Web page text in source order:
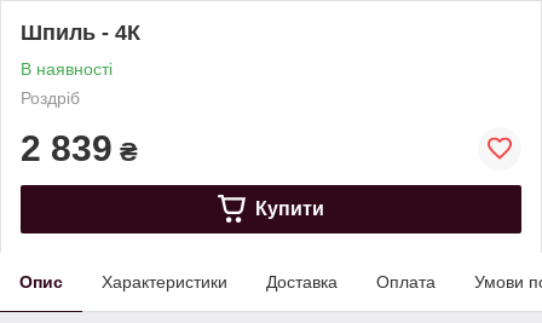
Шпиль - 4К
В наявності
Роздріб
2 839 ₴
Купити
Опис Характеристики Доставка Оплата Умови